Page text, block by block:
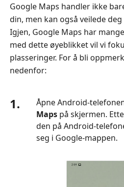
Google Maps handler ikke
din, men kan også veilede
Igjen, Google Maps har
med dette øyeblikket vil vi
plasseringer. For å bli
nedenfor:
1. Åpne Android-
Maps på skjermen.
den på Android-
seg i Google-mappen.